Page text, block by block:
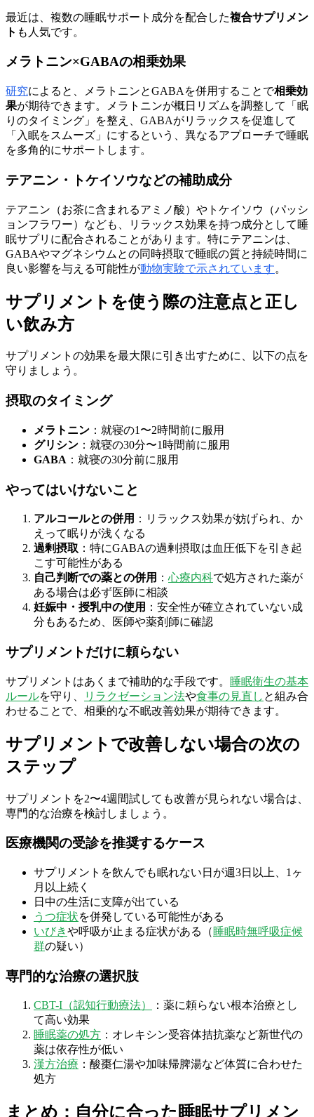
最近は、複数の睡眠サポート成分を配合した複合サプリメン
ト も人気です。
メラトニン×GABAの相乗効果
研究によると、メラトニンとGABAを併用することで相乗効
果が期待できます。メラトニンが概日リズムを調整して「眠
りのタイミング」を整え、GABAがリラックスを促進して
「入眠をスムーズ」にするという、異なるアプローチで睡眠
を多角的にサポートします。
テアニン・トケイソウなどの補助成分
テアニン（お茶に含まれるアミノ酸）やトケイソウ（パッシ
ョンフラワー）なども、リラックス効果を持つ成分として睡
眠サプリに配合されることがあります。特にテアニンは、
GABAやマグネシウムとの同時摂取で睡眠の質と持続時間に
良い影響を与える可能性が動物実験で示されています。
サプリメントを使う際の注意点と正し
い飲み方
サプリメントの効果を最大限に引き出すために、以下の点を
守りましょう。
摂取のタイミング
メラトニン ：就寝の1〜2時間前に服用
グリシン ：就寝の30分〜1時間前に服用
GABA ：就寝の30分前に服用
やってはいけないこと
アルコールとの併用 ：リラックス効果が妨げられ、か
えって眠りが浅くなる
過剰摂取 ：特にGABAの過剰摂取は血圧低下を引き起
こす可能性がある
自己判断での薬との併用 ： 心療内科で処方された薬が
ある場合は必ず医師に相談
妊娠中・授乳中の使用 ：安全性が確立されていない成
分もあるため、医師や薬剤師に確認
サプリメントだけに頼らない
サプリメントはあくまで補助的な手段です。
睡眠衛生の基本
ルールを守り、 リラクゼーション法や食事の見直し と組み合
わせることで、相乗的な不眠改善効果が期待できます。
サプリメントで改善しない場合の次の
ステップ
サプリメントを2〜4週間試しても改善が見られない場合は、
専門的な治療を検討しましょう。
医療機関の受診を推奨するケース
サプリメントを飲んでも眠れない日が週3日以上、1ヶ
月以上続く
日中の生活に支障が出ている
うつ症状を併発している可能性がある
いびきや呼吸が止まる症状がある（ 睡眠時無呼吸症候
群の疑い）
専門的な治療の選択肢
CBT-I（認知行動療法）
：薬に頼らない根本治療とし
て高い効果
睡眠薬の処方 ：オレキシン受容体拮抗薬など新世代の
薬は依存性が低い
漢方治療 ：酸棗仁湯や加味帰脾湯など体質に合わせた
処方
まとめ：自分に合った睡眠サプリメン